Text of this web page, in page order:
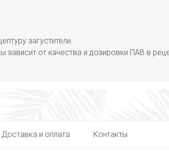
загустители.
зависит от качества и дозировки ПАВ в
Доставка и оплата Контакты